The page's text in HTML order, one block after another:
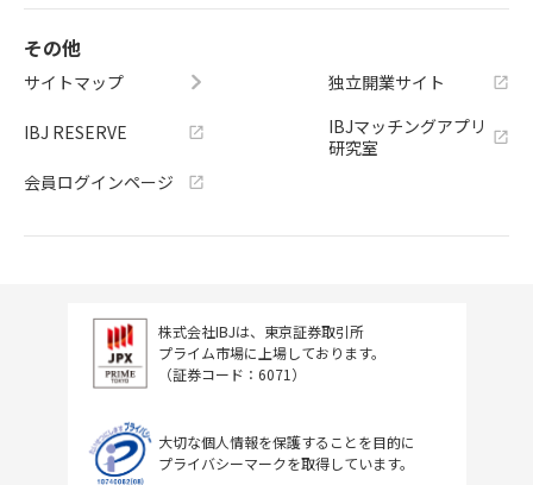
その他
サイトマップ
IBJ RESERVE
会員ログインページ
独立開業サイト
IBJマッチングアプリ
研究室
株式会社IBJは、東京証券取引所
プライム市場に上場しております。
（証券コード：6071）
大切な個人情報を保護することを目的に
プライバシーマークを取得しています。